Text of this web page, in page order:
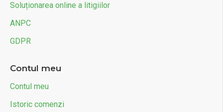
Soluționarea online a litigiilor
ANPC
GDPR
Contul meu
Contul meu
Istoric comenzi